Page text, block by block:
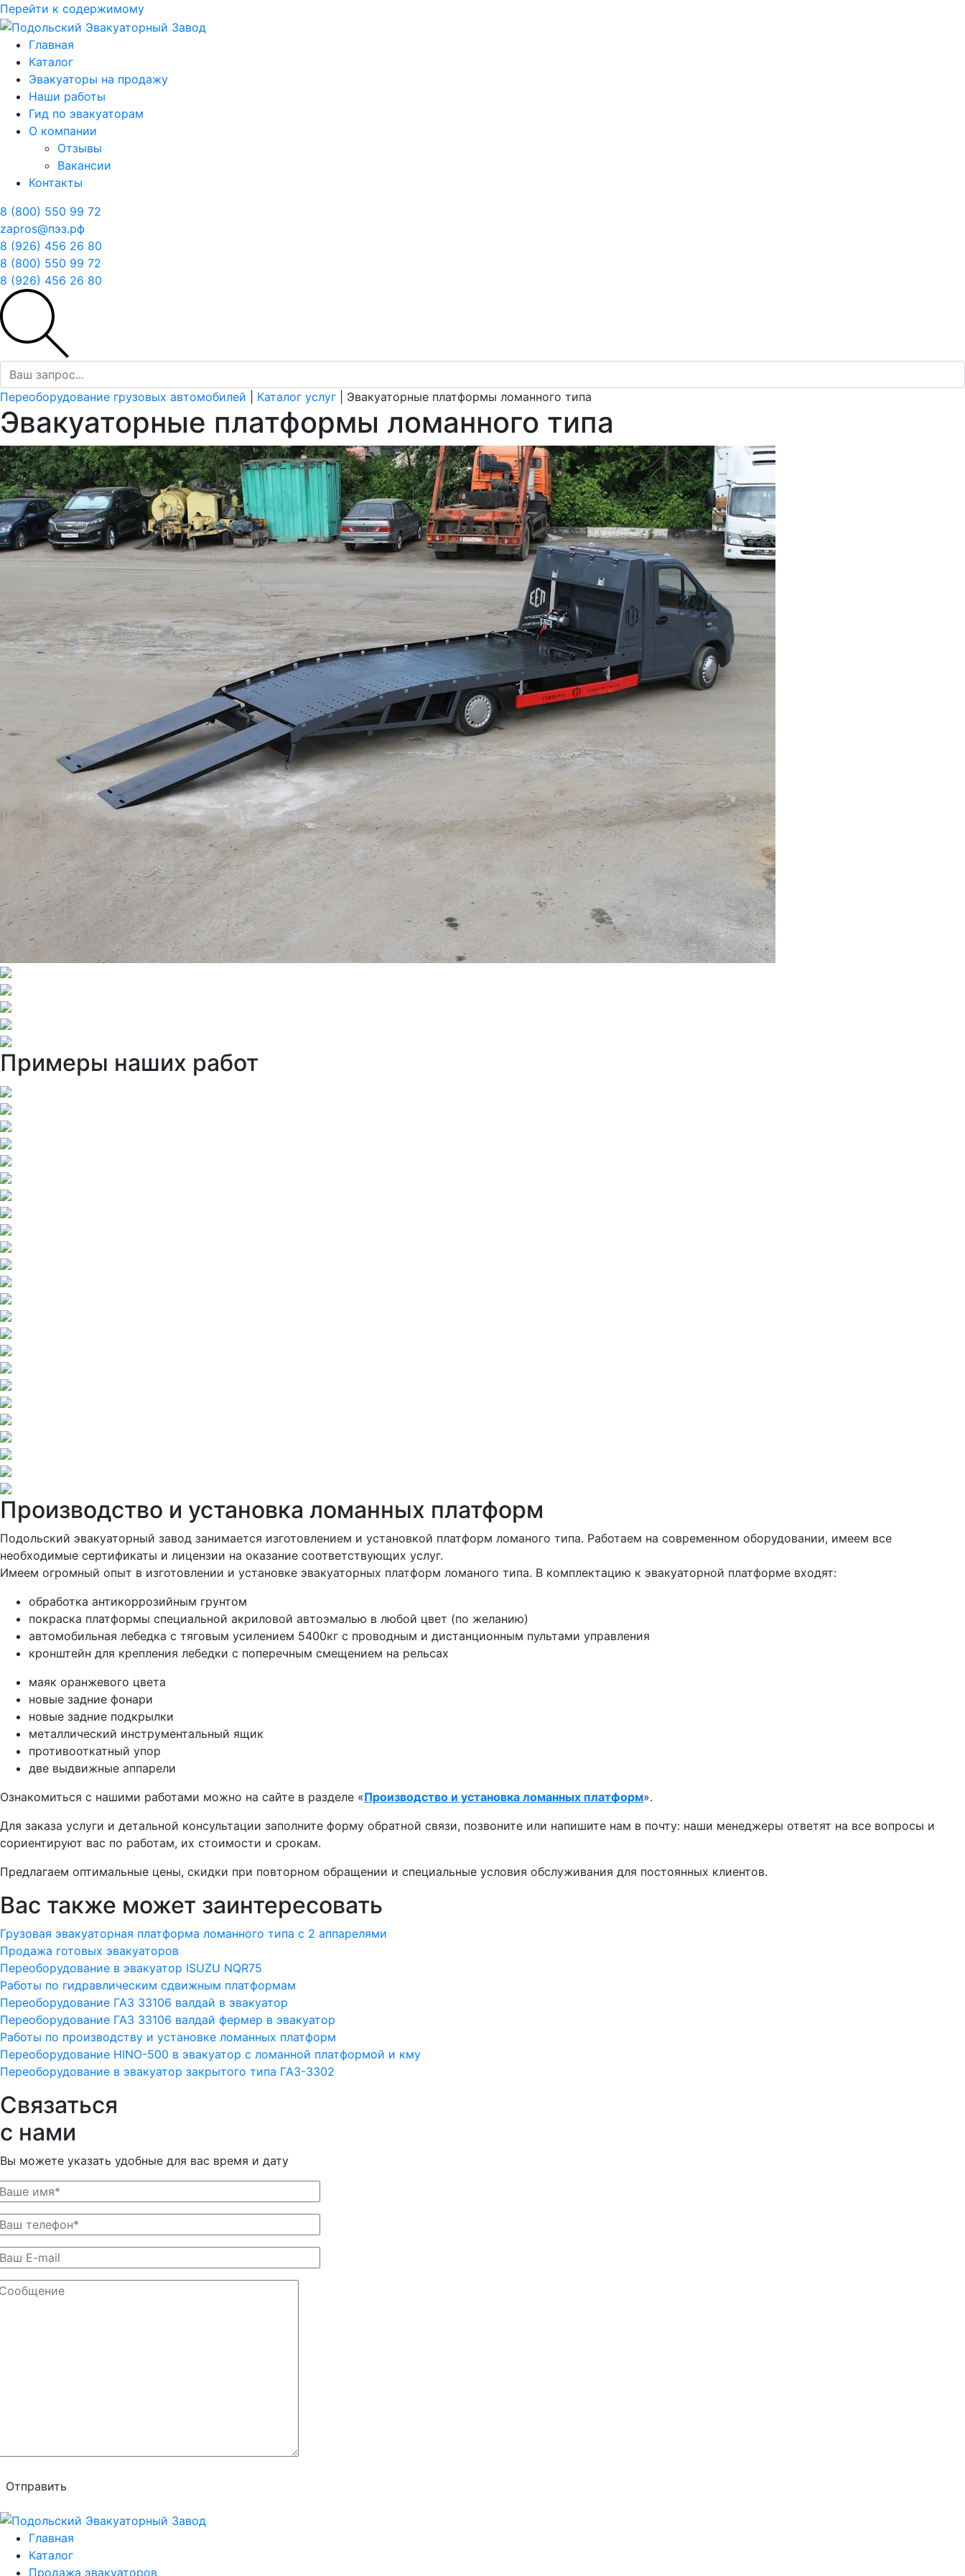
Перейти к содержимому
Главная
Каталог
Эвакуаторы на продажу
Наши работы
Гид по эвакуаторам
О компании
Отзывы
Вакансии
Контакты
8 (800) 550 99 72
zapros@пэз.рф
8 (926) 456 26 80
8 (800) 550 99 72
8 (926) 456 26 80
Переоборудование грузовых автомобилей Каталог услуг Эвакуаторные платформы ломанного типа
Эвакуаторные платформы ломанного типа
Примеры наших работ
Производство и установка ломанных платформ
Подольский эвакуаторный завод занимается изготовлением и установкой платформ ломаного типа. Работаем на современном оборудовании, имеем все
необходимые сертификаты и лицензии на оказание соответствующих услуг.
Имеем огромный опыт в изготовлении и установке эвакуаторных платформ ломаного типа. В комплектацию к эвакуаторной платформе входят:
обработка антикоррозийным грунтом
покраска платформы специальной акриловой автоэмалью в любой цвет (по желанию)
автомобильная лебедка с тяговым усилением 5400кг с проводным и дистанционным пультами управления
кронштейн для крепления лебедки с поперечным смещением на рельсах
маяк оранжевого цвета
новые задние фонари
новые задние подкрылки
металлический инструментальный ящик
противооткатный упор
две выдвижные аппарели
Ознакомиться с нашими работами можно на сайте в разделе «Производство и установка ломанных платформ».
Для заказа услуги и детальной консультации заполните форму обратной связи, позвоните или напишите нам в почту: наши менеджеры ответят на все вопросы и
сориентируют вас по работам, их стоимости и срокам.
Предлагаем оптимальные цены, скидки при повторном обращении и специальные условия обслуживания для постоянных клиентов.
Вас также может заинтересовать
Грузовая эвакуаторная платформа ломанного типа с 2 аппарелями
Продажа готовых эвакуаторов
Переоборудование в эвакуатор ISUZU NQR75
Работы по гидравлическим сдвижным платформам
Переоборудование ГАЗ 33106 валдай в эвакуатор
Переоборудование ГАЗ 33106 валдай фермер в эвакуатор
Работы по производству и установке ломанных платформ
Переоборудование HINO-500 в эвакуатор с ломанной платформой и кму
Переоборудование в эвакуатор закрытого типа ГАЗ-3302
Связаться
с нами
Вы можете указать удобные для вас время и дату
Отправить
Главная
Каталог
Продажа эвакуаторов